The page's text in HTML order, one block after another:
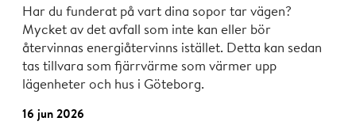
Har du funderat på vart dina sopor tar vägen?
Mycket av det avfall som inte kan eller bör
återvinnas energiåtervinns istället. Detta kan sedan
tas tillvara som fjärrvärme som värmer upp
lägenheter och hus i Göteborg.
16 jun 2026